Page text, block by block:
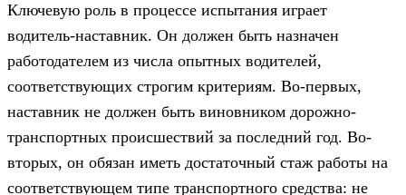
Ключевую роль в процессе испытания играет
водитель-наставник. Он должен быть назначен
работодателем из числа опытных водителей,
соответствующих строгим критериям. Во-первых,
наставник не должен быть виновником дорожно-
транспортных происшествий за последний год. Во-
вторых, он обязан иметь достаточный стаж работы на
соответствующем типе транспортного средства: не